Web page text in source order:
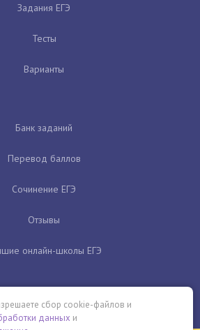
Задания ЕГЭ
Тесты
Варианты
Банк заданий
Перевод баллов
Сочинение ЕГЭ
Отзывы
онлайн-школы ЕГЭ
сбор cookie-файлов и
данных и